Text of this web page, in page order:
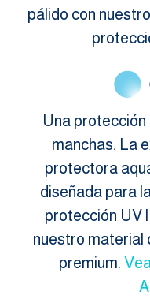
pálido con
Una
manchas. La
protectora
diseñada para
protección UV
nuestro material
premium.